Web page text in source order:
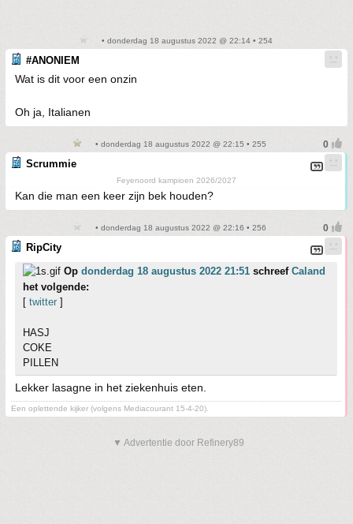
• donderdag 18 augustus 2022 @ 22:14 • 254
#ANONIEM
Wat is dit voor een onzin
Oh ja, Italianen
• donderdag 18 augustus 2022 @ 22:15 • 255
Scrummie
Feyenoord kampioen 2026/2027
Kan die man een keer zijn bek houden?
• donderdag 18 augustus 2022 @ 22:16 • 256
RipCity
Op donderdag 18 augustus 2022 21:51 schreef Caland
het volgende:
[ twitter ]
HASJ
COKE
PILLEN
Lekker lasagne in het ziekenhuis eten.
Een oplettende kijker (volgens Mediacourant 15-4-20).
▼ Advertentie door Refinery89